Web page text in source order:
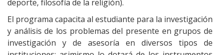
deporte, filosofía de la religión).
El programa capacita al estudiante para la investigación
y análisis de los problemas del presente en grupos de
investigación y de asesoría en diversos tipos de